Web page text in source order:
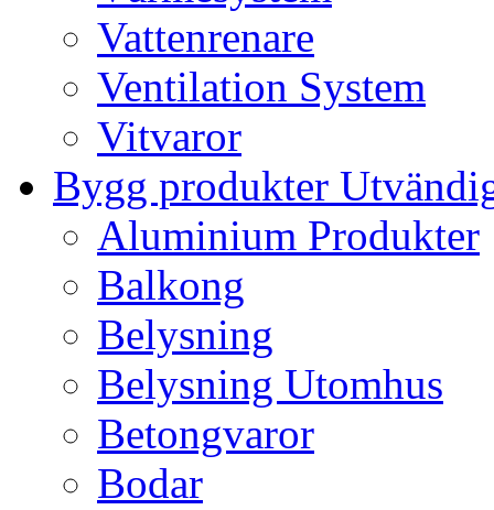
Vattenrenare
Ventilation System
Vitvaror
Bygg produkter
Aluminium Produkter
Balkong
Belysning
Belysning Utomhus
Betongvaror
Bodar